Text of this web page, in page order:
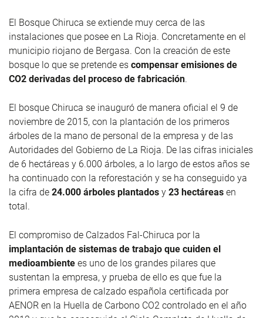
El Bosque Chiruca se extiende muy cerca de las
instalaciones que posee en La Rioja. Concretamente en el
municipio riojano de Bergasa. Con la creación de este
bosque lo que se pretende es compensar emisiones de
CO2 derivadas del proceso de fabricación.
El bosque Chiruca se inauguró de manera oficial el 9 de
noviembre de 2015, con la plantación de los primeros
árboles de la mano de personal de la empresa y de las
Autoridades del Gobierno de La Rioja. De las cifras iniciales
de 6 hectáreas y 6.000 árboles, a lo largo de estos años se
ha continuado con la reforestación y se ha conseguido ya
la cifra de 24.000 árboles plantados y 23 hectáreas en
total.
El compromiso de Calzados Fal-Chiruca por la
implantación de sistemas de trabajo que cuiden el
medioambiente es uno de los grandes pilares que
sustentan la empresa, y prueba de ello es que fue la
primera empresa de calzado española certificada por
AENOR en la Huella de Carbono CO2 controlado en el año